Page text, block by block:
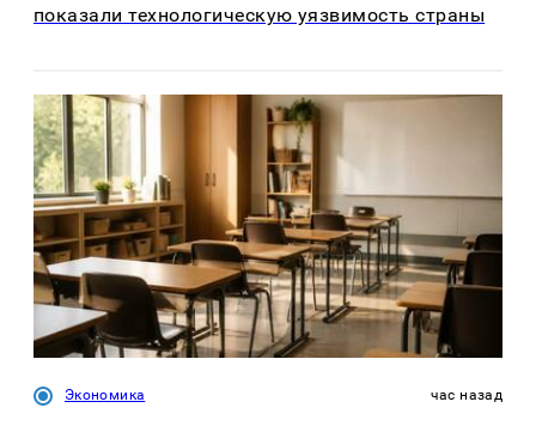
показали технологическую уязвимость страны
Экономика час назад